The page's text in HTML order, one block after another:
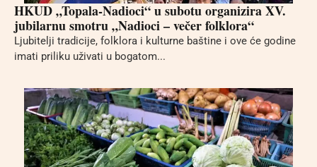
HKUD „Topala-Nadioci“ u subotu organizira XV.
jubilarnu smotru „Nadioci – večer folklora“
Ljubitelji tradicije, folklora i kulturne baštine i ove će godine
imati priliku uživati u bogatom...